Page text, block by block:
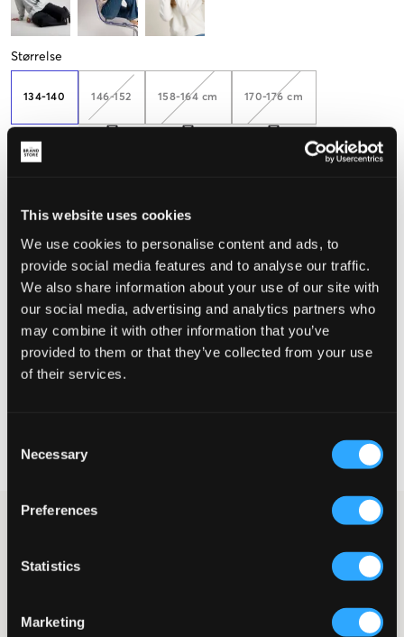
This website uses cookies
We use cookies to personalise content and ads, to
provide social media features and to analyse our traffic.
We also share information about your use of our site with
our social media, advertising and analytics partners who
may combine it with other information that you’ve
provided to them or that they’ve collected from your use
of their services.
Selection
Necessary
Preferences
Statistics
Marketing
Størrelse
134-140
tilbage
146-152 158-164 cm 170-176 cm
Lille Perfekt Stor
VÆLG EN STØRRELSE
Fri fragt over 499 kr
Hvid strikket trøje fra Grunt. Trøjen har rund halsudskæring og en
ærmeafslutningerne. Dette er en klassisk trøje, der passer til
mange forskellige underdele. Vi anbefaler, at man vasker denne